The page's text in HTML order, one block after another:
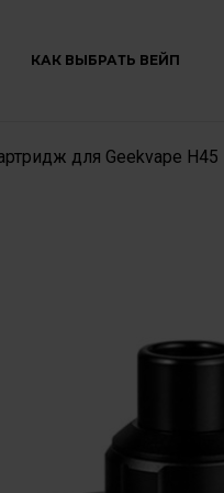
КАК ВЫБРАТЬ ВЕЙП
для Geekvape H45